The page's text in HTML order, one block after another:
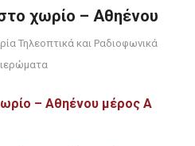
χωρίο – Αθηένου
Τηλεοπτικά και Ραδιοφωνικά
– Αθηένου μέρος Α